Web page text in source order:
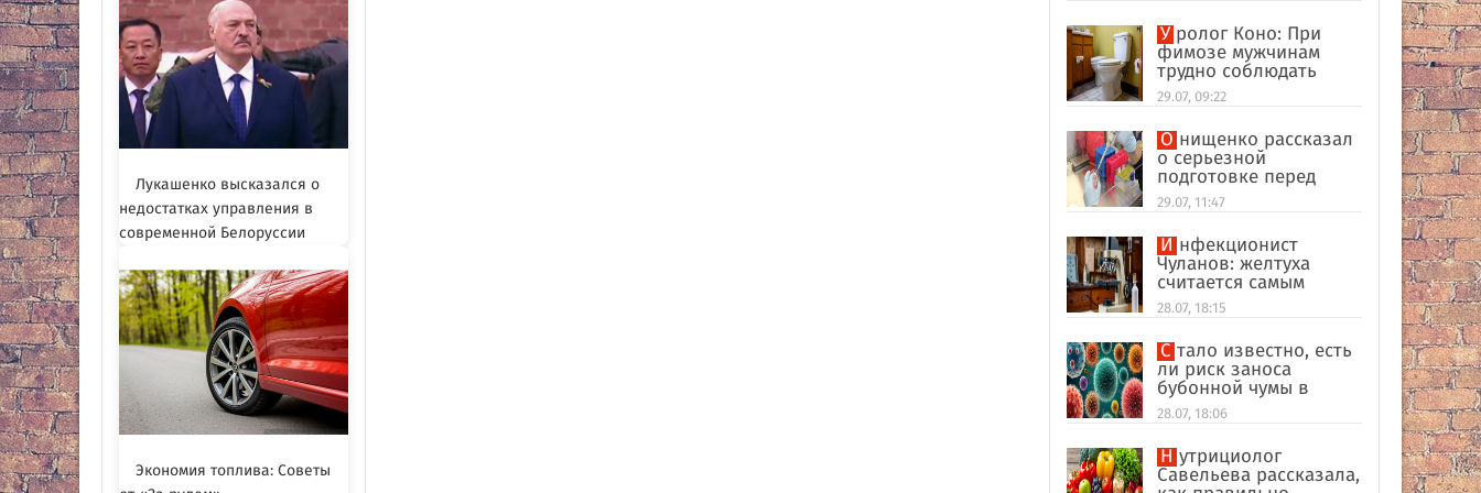
Лукашенко высказался о
недостатках управления в
современной Белоруссии
Экономия топлива: Советы
Уролог Коно: При
фимозе мужчинам
трудно соблюдать
интимную гигиену
29.07, 09:22
Онищенко рассказал
о серьезной
подготовке перед
отпуском в
экзотические страны
29.07, 11:47
Инфекционист
Чуланов: желтуха
считается самым
главным признаком
гепатита
28.07, 18:15
Стало известно, есть
ли риск заноса
бубонной чумы в
Россию
28.07, 18:06
Нутрициолог
Савельева рассказала,